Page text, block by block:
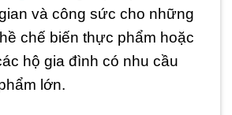
và công sức cho những
chế biến thực phẩm hoặc
hộ gia đình có nhu cầu
lớn.